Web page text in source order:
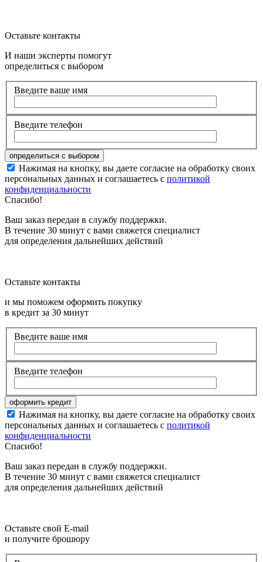
Оставьте контакты
И наши эксперты помогут
определиться с выбором
Введите ваше имя
Введите телефон
Нажимая на кнопку, вы даете согласие на обработку своих
персональных данных и соглашаетесь с политикой
конфиденциальности
Спасибо!
Ваш заказ передан в службу поддержки.
В течение 30 минут с вами свяжется специалист
для определения дальнейших действий
Оставьте контакты
и мы поможем оформить покупку
в кредит за 30 минут
Введите ваше имя
Введите телефон
Нажимая на кнопку, вы даете согласие на обработку своих
персональных данных и соглашаетесь с политикой
конфиденциальности
Спасибо!
Ваш заказ передан в службу поддержки.
В течение 30 минут с вами свяжется специалист
для определения дальнейших действий
Оставьте свой E-mail
и получите брошюру